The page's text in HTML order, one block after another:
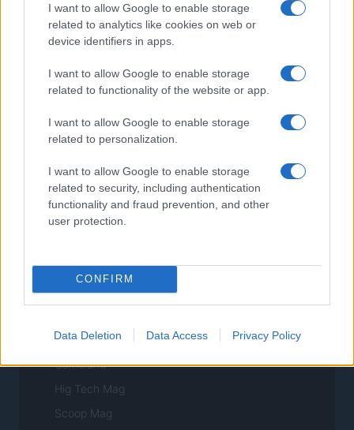
I want to allow Google to enable storage
related to analytics like cookies on web or
device identifiers in apps.
I want to allow Google to enable storage
related to functionality of the website or app.
I want to allow Google to enable storage
related to personalization.
I want to allow Google to enable storage
related to security, including authentication
functionality and fraud prevention, and other
user protection.
CONFIRM
Data Deletion Data Access Privacy Policy
Encocina
Womanmagazine
Investing Plus
Newz
Newz US
Newz California
Newz Texas
Newz New York
Newz Pennsylvania
Newz Ohio
Gameland
Hig Tech Mag
Scoop Mag